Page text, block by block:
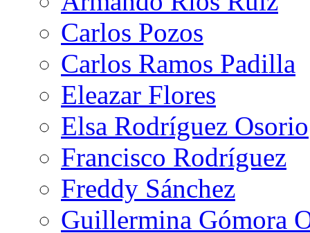
Carlos Pozos
Carlos Ramos Padilla
Eleazar Flores
Elsa Rodríguez Osorio
Francisco Rodríguez
Freddy Sánchez
Guillermina Gómora